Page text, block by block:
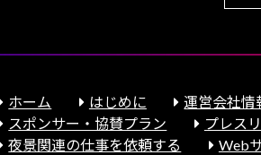
ホーム はじめに 運営会社情
スポンサー・協賛プラン
プレス
夜景関連の仕事を依頼する
Web